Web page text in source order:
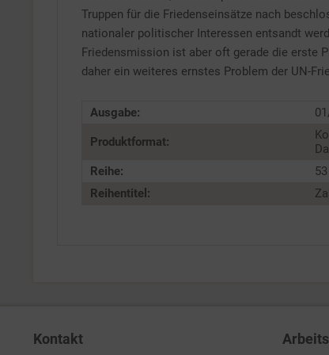
Truppen für die Friedenseinsätze nach
nationaler politischer Interessen entsandt
Friedensmission ist aber oft gerade die erste
daher ein weiteres ernstes Problem der UN-
Ausgabe:
Produktformat:
Reihe:
53
Reihentitel:
Kontakt